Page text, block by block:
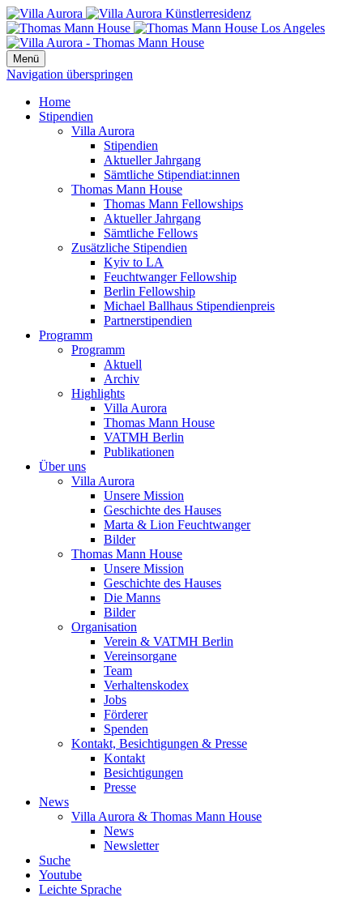
Menü
Navigation überspringen
Home
Stipendien
Villa Aurora
Stipendien
Aktueller Jahrgang
Sämtliche Stipendiat:innen
Thomas Mann House
Thomas Mann Fellowships
Aktueller Jahrgang
Sämtliche Fellows
Zusätzliche Stipendien
Kyiv to LA
Feuchtwanger Fellowship
Berlin Fellowship
Michael Ballhaus Stipendienpreis
Partnerstipendien
Programm
Programm
Aktuell
Archiv
Highlights
Villa Aurora
Thomas Mann House
VATMH Berlin
Publikationen
Über uns
Villa Aurora
Unsere Mission
Geschichte des Hauses
Marta & Lion Feuchtwanger
Bilder
Thomas Mann House
Unsere Mission
Geschichte des Hauses
Die Manns
Bilder
Organisation
Verein & VATMH Berlin
Vereinsorgane
Team
Verhaltenskodex
Jobs
Förderer
Spenden
Kontakt, Besichtigungen & Presse
Kontakt
Besichtigungen
Presse
News
Villa Aurora & Thomas Mann House
News
Newsletter
Suche
Youtube
Leichte Sprache